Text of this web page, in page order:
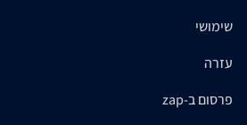
שימושי
עזרה
פרסום ב-zap